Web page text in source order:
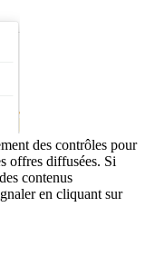
des contrôles pour
offres diffusées. Si
contenus
en cliquant sur